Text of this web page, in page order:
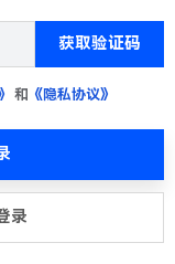
获取验证码
和 《隐私协议》
录